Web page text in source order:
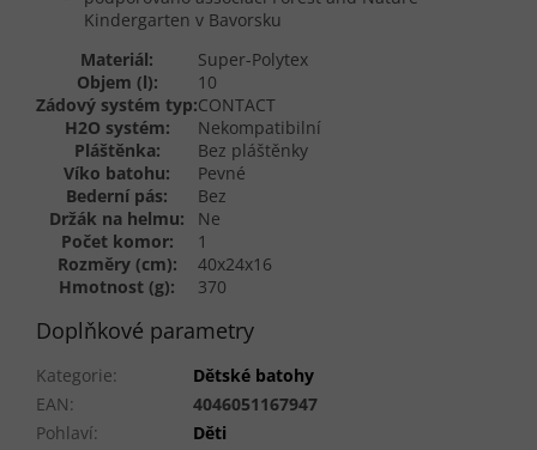
Kindergarten v Bavorsku
Materiál:
Super-Polytex
Objem (l):
10
Zádový systém typ:CONTACT
H2O systém:
Nekompatibilní
Pláštěnka:
Bez pláštěnky
Víko batohu:
Pevné
Bederní pás:
Bez
Držák na helmu:
Ne
Počet komor:
1
Rozměry (cm):
40x24x16
Hmotnost (g):
370
Doplňkové parametry
Kategorie:
Dětské batohy
EAN:
4046051167947
Pohlaví:
Děti